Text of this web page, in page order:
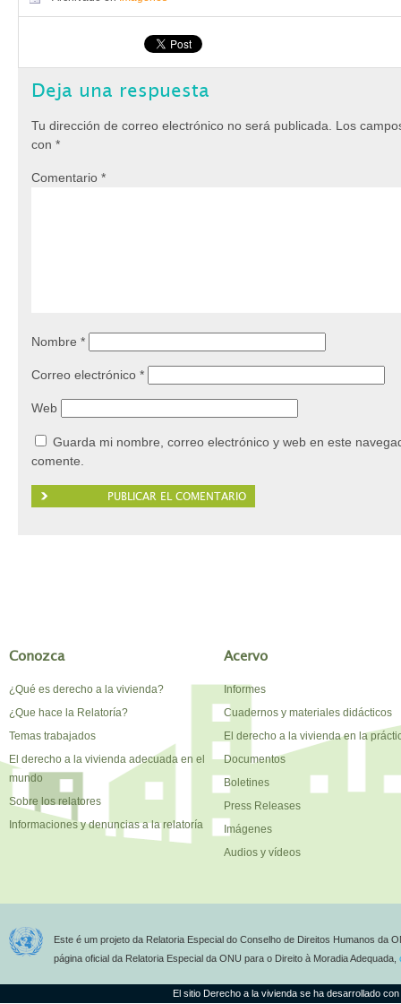
Deja una respuesta
Tu dirección de correo electrónico no será publicada.
Los
con *
Comentario *
Nombre *
Correo electrónico *
Web
Guarda mi nombre, correo electrónico y web en este
comente.
Conozca
¿Qué es derecho a la vivienda?
¿Que hace la Relatoría?
Temas trabajados
El derecho a la vivienda adecuada en el
mundo
Sobre los relatores
Informaciones y denuncias a la relatoría
Acervo
Informes
Cuadernos y materiales didácticos
El derecho a la vivienda en la
Documentos
Boletines
Press Releases
Imágenes
Audios y vídeos
Este é um projeto da Relatoria Especial do Conselho de Direitos Humanos da
página oficial da Relatoria Especial da ONU para o Direito à Moradia Adequada,
El sitio Derecho a la vivienda se ha desarrollado